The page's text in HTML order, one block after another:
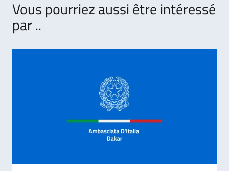
Vous pourriez aussi être intéressé
par ..